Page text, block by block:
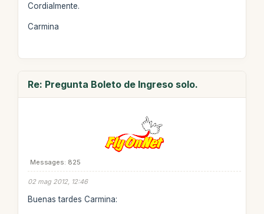
Cordialmente.
Carmina
Re: Pregunta Boleto de Ingreso solo.
Messages: 825
02 mag 2012, 12:46
Buenas tardes Carmina: